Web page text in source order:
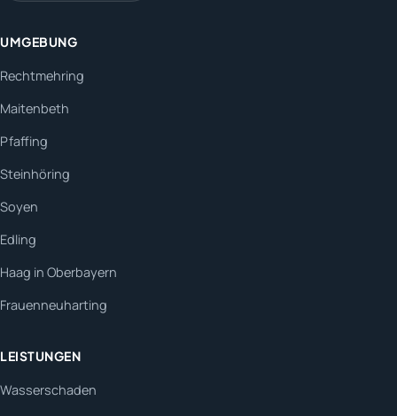
UMGEBUNG
Rechtmehring
Maitenbeth
Pfaffing
Steinhöring
Soyen
Edling
Haag in Oberbayern
Frauenneuharting
LEISTUNGEN
Wasserschaden